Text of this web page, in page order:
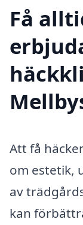
Få
Att få
om estetik,
av
kan